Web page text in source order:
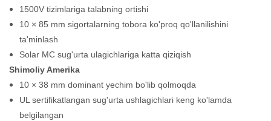
1500V tizimlariga talabning ortishi
10 × 85 mm sigortalarning tobora ko'proq qo'llanilishini
ta'minlash
Solar MC sug'urta ulagichlariga katta qiziqish
Shimoliy Amerika
10 × 38 mm dominant yechim bo'lib qolmoqda
UL sertifikatlangan sug'urta ushlagichlari keng ko'lamda
belgilangan